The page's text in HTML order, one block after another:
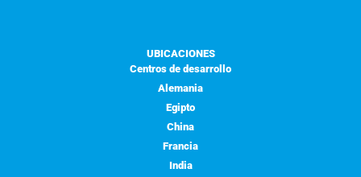
UBICACIONES
Centros de desarrollo
Alemania
Egipto
China
Francia
India